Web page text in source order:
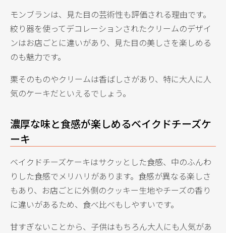
モンブランは、見た目の芸術性も評価される理由です。
絞り器を使ってデコレーションされたクリームのデザイ
ンはお店ごとに違いがあり、見た目の美しさを楽しめる
のも魅力です。
栗そのものやクリームは香ばしさがあり、特に大人に人
気のケーキだといえるでしょう。
濃厚な味と食感が楽しめるベイクドチーズケ
ーキ
ベイクドチーズケーキはサクッとした食感、中のふんわ
りした食感でメリハリがあります。食感が異なる楽しさ
もあり、お店ごとに外側のクッキー生地やチーズの香り
に違いがあるため、食べ比べもしやすいです。
甘すぎないことから、子供はもちろん大人にも人気があ